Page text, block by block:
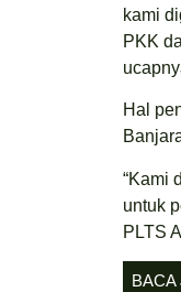
kami
PKK
Hal
“Kami
untuk
PLTS
BACA